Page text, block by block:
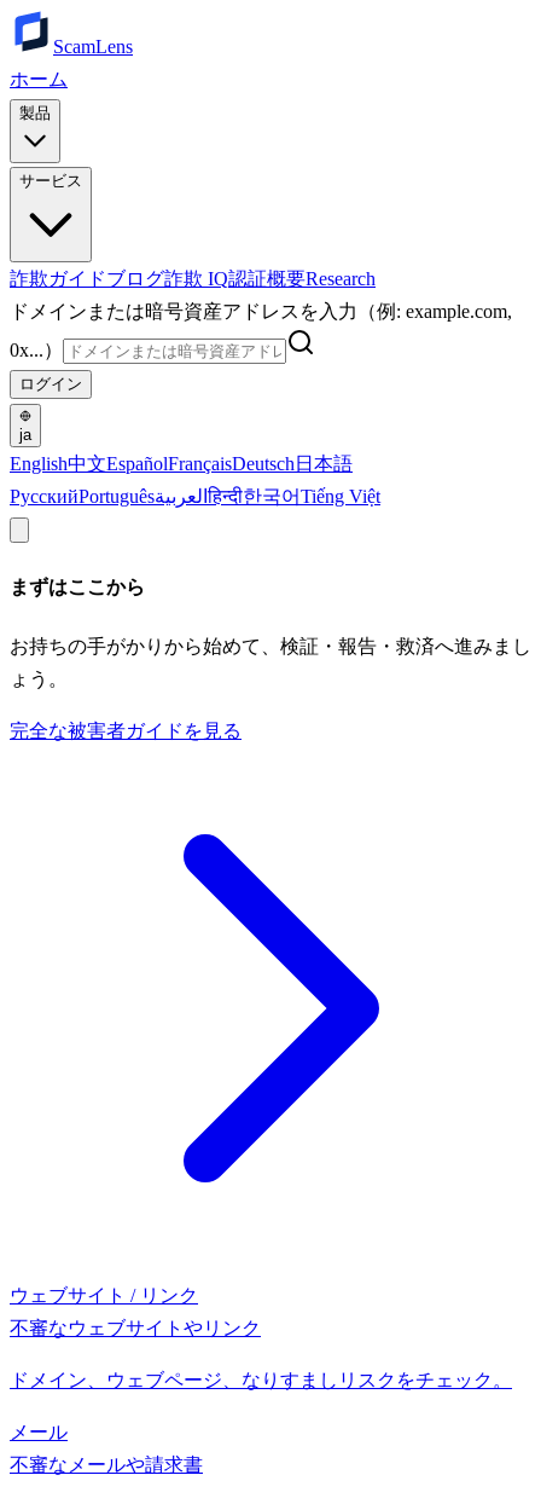
ScamLens
ホーム
製品
サービス
詐欺ガイドブログ詐欺 IQ認証概要Research
ドメインまたは暗号資産アドレスを入力（例: example.com,
0x...）
ログイン
ja
English中文EspañolFrançaisDeutsch 日本語
РусскийPortuguêsالعربيةहिन्दी한국어Tiếng Việt
まずはここから
お持ちの手がかりから始めて、検証・報告・救済へ進みまし
ょう。
完全な被害者ガイドを見る
ウェブサイト / リンク
不審なウェブサイトやリンク
ドメイン、ウェブページ、なりすましリスクをチェック。
メール
不審なメールや請求書